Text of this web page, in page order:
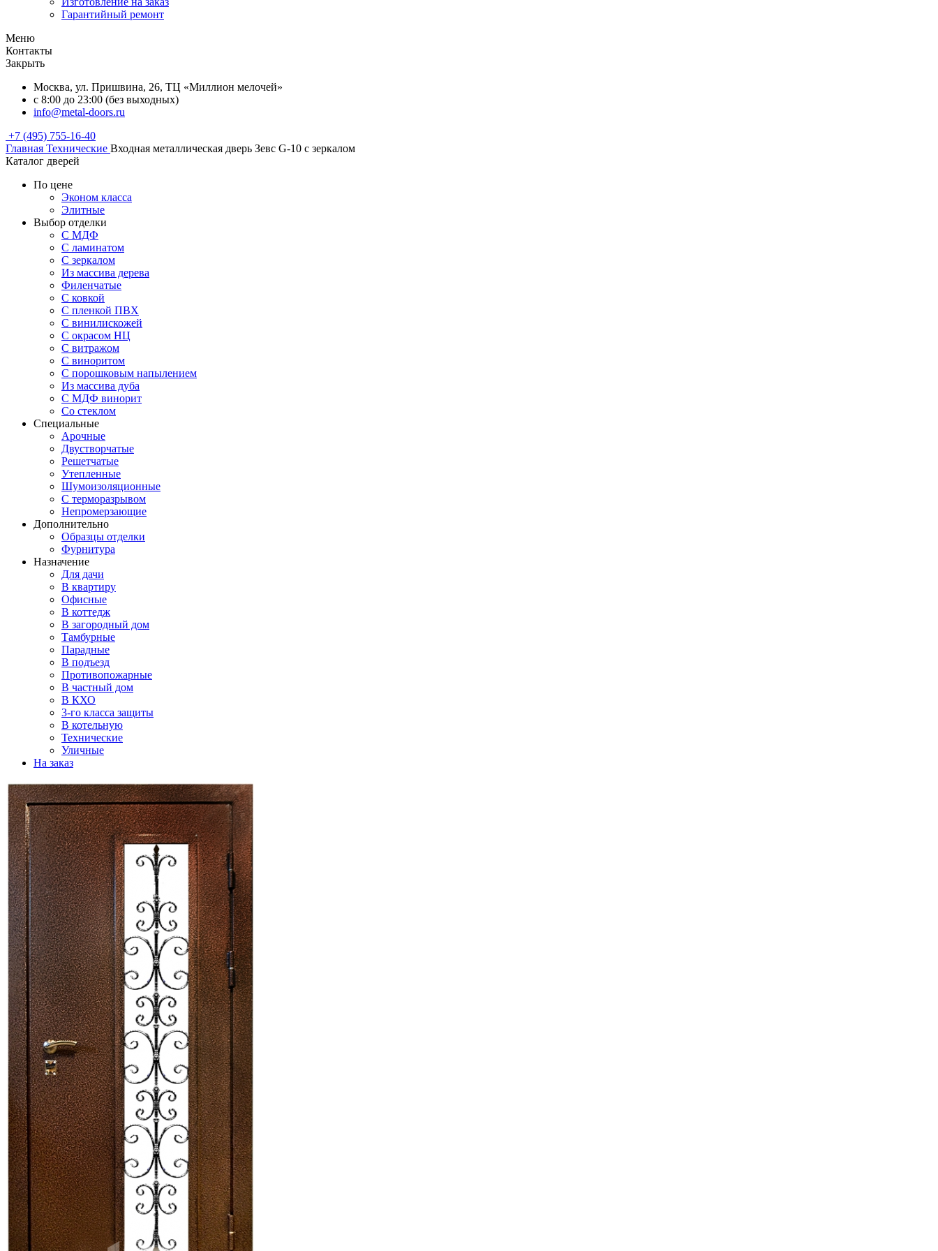
Гарантийный ремонт
Меню
Контакты
Закрыть
Москва, ул. Пришвина, 26, ТЦ «Миллион мелочей»
с 8:00 до 23:00 (без выходных)
info@metal-doors.ru
+7 (495) 755-16-40
Главная Технические Входная металлическая дверь Зевс G-10 с зеркалом
Каталог дверей
По цене
Эконом класса
Элитные
Выбор отделки
С МДФ
С ламинатом
С зеркалом
Из массива дерева
Филенчатые
С ковкой
С пленкой ПВХ
С винилискожей
С окрасом НЦ
С витражом
С виноритом
С порошковым напылением
Из массива дуба
С МДФ винорит
Со стеклом
Специальные
Арочные
Двустворчатые
Решетчатые
Утепленные
Шумоизоляционные
С терморазрывом
Непромерзающие
Дополнительно
Образцы отделки
Фурнитура
Назначение
Для дачи
В квартиру
Офисные
В коттедж
В загородный дом
Тамбурные
Парадные
В подъезд
Противопожарные
В частный дом
В КХО
3-го класса защиты
В котельную
Технические
Уличные
На заказ